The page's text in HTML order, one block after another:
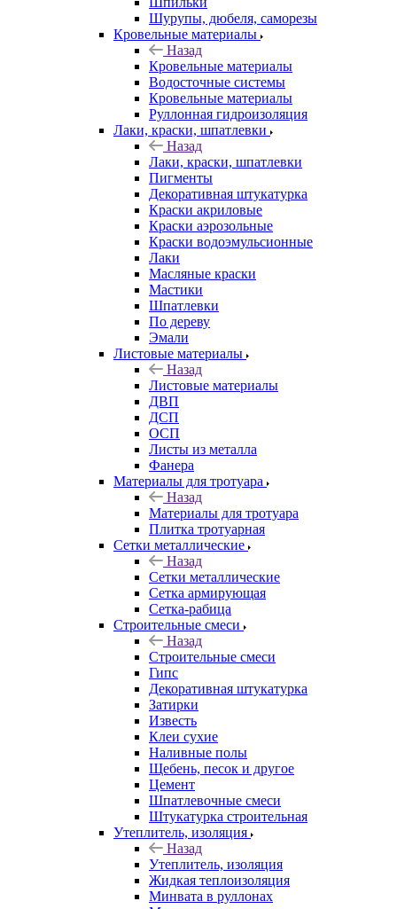
Шурупы, дюбеля, саморезы
Кровельные материалы
Назад
Кровельные материалы
Водосточные системы
Кровельные материалы
Руллонная гидроизоляция
Лаки, краски, шпатлевки
Назад
Лаки, краски, шпатлевки
Пигменты
Декоративная штукатурка
Краски акриловые
Краски аэрозольные
Краски водоэмульсионные
Лаки
Масляные краски
Мастики
Шпатлевки
По дереву
Эмали
Листовые материалы
Назад
Листовые материалы
ДВП
ДСП
ОСП
Листы из металла
Фанера
Материалы для тротуара
Назад
Материалы для тротуара
Плитка тротуарная
Сетки металлические
Назад
Сетки металлические
Сетка армирующая
Сетка-рабица
Строительные смеси
Назад
Строительные смеси
Гипс
Декоративная штукатурка
Затирки
Известь
Клеи сухие
Наливные полы
Щебень, песок и другое
Цемент
Шпатлевочные смеси
Штукатурка строительная
Утеплитель, изоляция
Назад
Утеплитель, изоляция
Жидкая теплоизоляция
Минвата в руллонах